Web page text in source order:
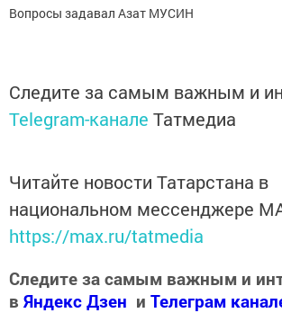
Вопросы задавал Азат МУСИН
Следите за самым важным и
Telegram-канале Татмедиа
Читайте новости Татарстана в
национальном мессенджере
https://max.ru/tatmedia
Следите за самым важным и
в Яндекс Дзен и Телеграм